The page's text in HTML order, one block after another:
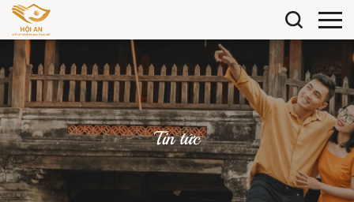
Tin tức